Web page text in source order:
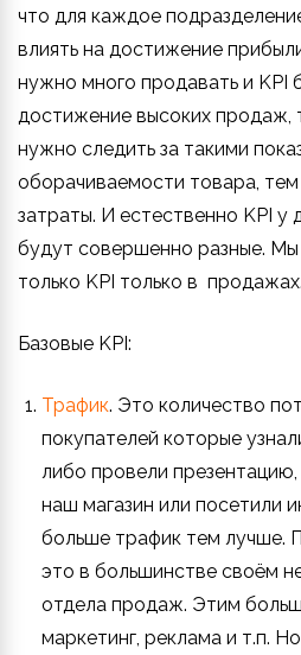
что для каждое
влиять на достижение
нужно много продавать и KPI
достижение высоких продаж,
нужно следить за такими
оборачиваемости товара,
затраты. И естественно KPI у
будут совершенно разные.
только KPI только в продажах.
Базовые KPI:
Трафик. Это количество
покупателей которые
либо провели
наш магазин или посетили
больше трафик тем лучше.
это в большинстве своём
отдела продаж. Этим
маркетинг, реклама и т.п.